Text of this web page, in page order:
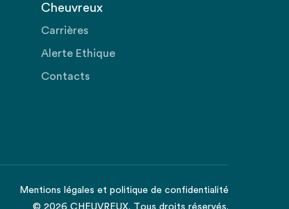
Cheuvreux
Carrières
Alerte Ethique
Contacts
Mentions légales et politique de confidentialité
© 2026 CHEUVREUX. Tous droits réservés.